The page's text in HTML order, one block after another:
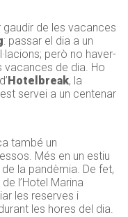
gaudir de les vacances
: passar el dia a un
però no haver-
vacances de dia. Ho
Hotelbreak, la
servei a un centenar
també un
Més en un estiu
la pandèmia. De fet,
l’Hotel Marina
les reserves i
les hores del dia.